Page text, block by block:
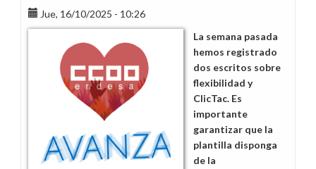
Jue, 16/10/2025 - 10:26
La semana pasada
hemos registrado
dos escritos sobre
flexibilidad y
ClicTac. Es
importante
garantizar que la
plantilla disponga
de la